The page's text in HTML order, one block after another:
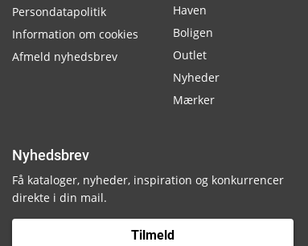
Persondatapolitik
Information om cookies
Afmeld nyhedsbrev
Haven
Boligen
Outlet
Nyheder
Mærker
Nyhedsbrev
Få kataloger, nyheder, inspiration og konkurrencer
direkte i din mail.
Tilmeld